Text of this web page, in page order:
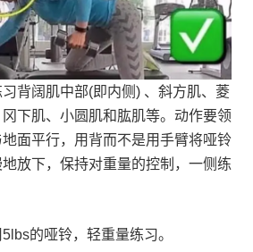
背阔肌中部(即内侧) 、斜方肌、菱
下肌、小圆肌和肱肌等。 动作要领
面平行，用背而不是用手臂将哑铃
放下，保持对重量的控制，一侧练
的哑铃，轻重量练习。